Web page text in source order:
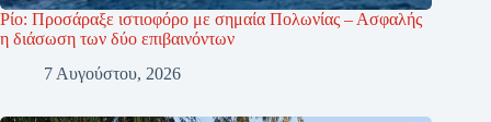
Ρίο: Προσάραξε ιστιοφόρο με σημαία Πολωνίας – Ασφαλής
η διάσωση των δύο επιβαινόντων
7 Αυγούστου, 2026